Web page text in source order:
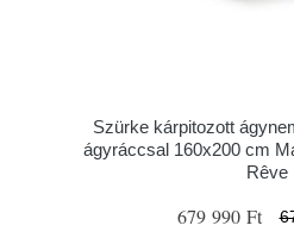
Szürke kárpitozott
ágyráccsal 160x200 cm
Rêve
679 990 Ft